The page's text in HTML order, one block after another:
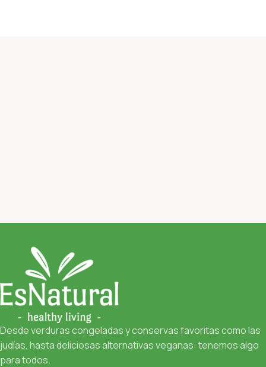
Desde verduras congeladas y conservas favoritas como las
judías, hasta deliciosas alternativas veganas: tenemos algo
para todos.